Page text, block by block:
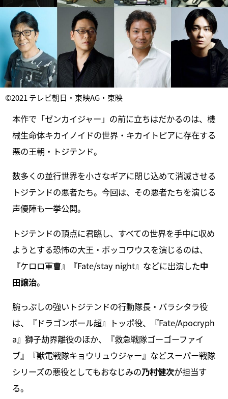
©2021 テレビ朝日・東映AG・東映
本作で「ゼンカイジャー」の前に立ちはだかるのは、機
械生命体キカイノイドの世界・キカイトピアに存在する
悪の王朝・トジテンド。
数多くの並行世界を小さなギアに閉じ込めて消滅させる
トジテンドの悪者たち。今回は、その悪者たちを演じる
声優陣も一挙公開。
トジテンドの頂点に君臨し、すべての世界を手中に収め
ようとする恐怖の大王・ボッコワウスを演じるのは、
『ケロロ軍曹』『Fate/stay night』などに出演した中
田譲治。
腕っぷしの強いトジテンドの行動隊長・バラシタラ役
は、『ドラゴンボール超』トッポ役、『Fate/Apocryph
a』獅子劫界離役のほか、『救急戦隊ゴーゴーファイ
ブ』『獣電戦隊キョウリュウジャー』などスーパー戦隊
シリーズの悪役としてもおなじみの乃村健次が担当す
る。